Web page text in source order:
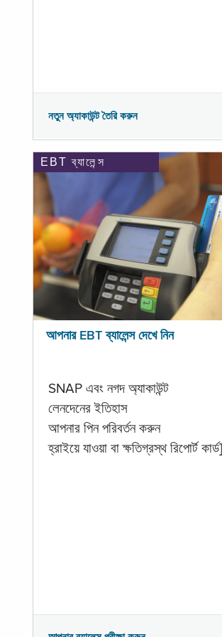
নতুন অ্যাকাউন্ট তৈরি করুন
EBT ব্যালেন্স
আপনার EBT ব্যালেন্স দেখে নিন
SNAP এবং নগদ অ্যাকাউন্ট
লেনদেনের ইতিহাস
আপনার পিন পরিবর্তন করুন
হ্রাইয়ে যাওয়া বা ক্ষতিগ্রস্থ রিপোর্ট কার্ড]